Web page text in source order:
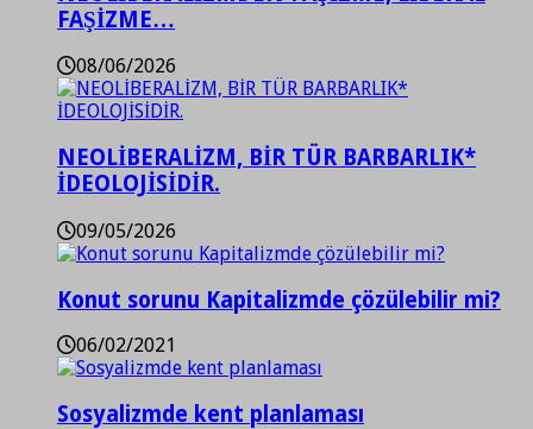
FAŞİZME…
08/06/2026
NEOLİBERALİZM, BİR TÜR BARBARLIK*
İDEOLOJİSİDİR.
09/05/2026
Konut sorunu Kapitalizmde çözülebilir mi?
06/02/2021
Sosyalizmde kent planlaması